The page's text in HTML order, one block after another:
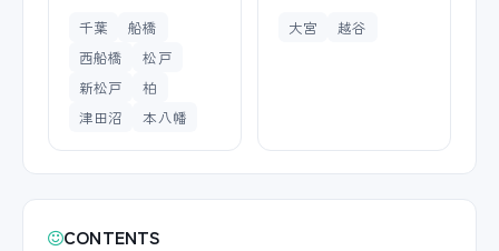
千葉
船橋
西船橋
松戸
新松戸
柏
津田沼
本八幡
大宮 越谷
CONTENTS